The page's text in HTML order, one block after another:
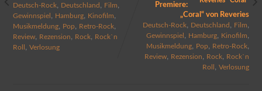
Deutsch-Rock, Deutschland , Film,
Gewinnspiel , Hamburg, Kinofilm,
Musikmeldung, Pop, Retro-Rock,
Review, Rezension, Rock, Rock`n
Roll , Verlosung
Premiere:
„Coral“ von Reveries
Deutsch-Rock, Deutschland , Film,
Gewinnspiel , Hamburg, Kinofilm,
Musikmeldung, Pop, Retro-Rock,
Review, Rezension, Rock, Rock`n
Roll ,Verlosung